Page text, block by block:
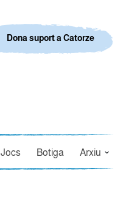
Jocs Botiga Arxiu
Dona suport a Catorze